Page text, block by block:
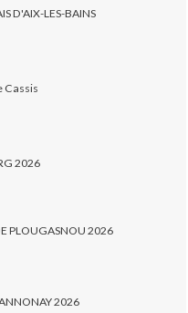
D'AIX-LES-BAINS
Cassis
2026
PLOUGASNOU 2026
2026